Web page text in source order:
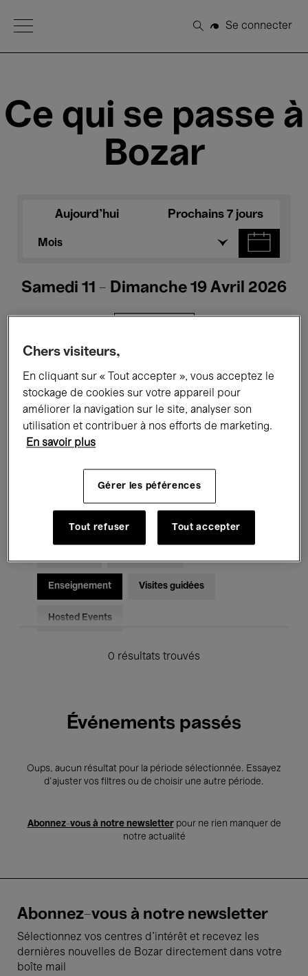
Open Menu
Rechercher
Se connecter
Ce qui se passe à
Bozar
Aujourd'hui Prochains 7 jours
Mois
Samedi 11 - Dimanche 19 Avril 2026
Tous les événements Concerts
Expositions Performances
Rencontres & Débats
Musique classique Global Music
Enseignement Visites guidées
Hosted Events
0 résultats trouvés
Événements passés
Oups, aucun résultat pour la période sélectionnée. Essayez
d’ajuster vos filtres ou de choisir une autre période.
Abonnez-vous à notre newsletterpour ne rien manquer de
notre actualité
Abonnez-vous à notre newsletter
Sélectionnez vos centres d'intérêt et recevez les
dernières nouvelles de Bozar directement dans votre
boîte mail
Chers visiteurs,
En cliquant sur « Tout accepter », vous acceptez le
stockage de cookies sur votre appareil pour
améliorer la navigation sur le site, analyser son
utilisation et contribuer à nos efforts de marketing.
En savoir plus
Gérer les péférences
Tout refuser Tout accepter